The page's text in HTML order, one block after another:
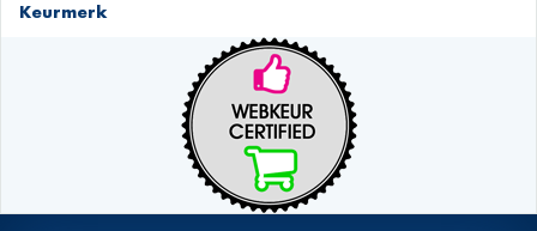
Keurmerk